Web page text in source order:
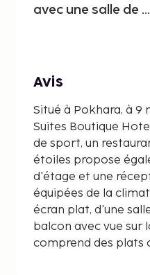
avec une salle de ...
Avis
Situé à Pokhara, à 9
Suites Boutique
de sport, un
étoiles propose
d'étage et une
équipées de la
écran plat, d'une
balcon avec vue sur
comprend des plats